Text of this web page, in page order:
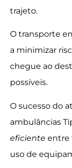
trajeto.
O transporte
a minimizar
chegue ao
possíveis.
O sucesso do
ambulâncias
eficiente entre
uso de